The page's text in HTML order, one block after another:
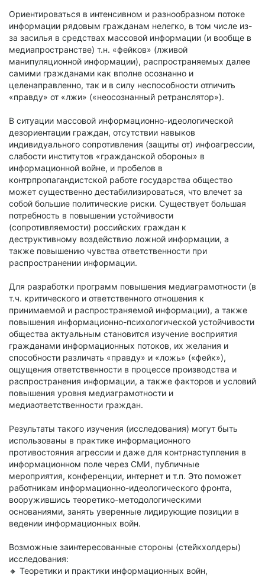
Ориентироваться в интенсивном и разнообразном потоке
информации рядовым гражданам нелегко, в том числе из-
за засилья в средствах массовой информации (и вообще в
медиапространстве) т.н. «фейков» (лживой
манипуляционной информации), распространяемых далее
самими гражданами как вполне осознанно и
целенаправленно, так и в силу неспособности отличить
«правду» от «лжи» («неосознанный ретранслятор»).
В ситуации массовой информационно-идеологической
дезориентации граждан, отсутствии навыков
индивидуального сопротивления (защиты от) инфоагрессии,
слабости институтов «гражданской обороны» в
информационной войне, и пробелов в
контрпропагандистской работе государства общество
может существенно дестабилизироваться, что влечет за
собой большие политические риски. Существует большая
потребность в повышении устойчивости
(сопротивляемости) российских граждан к
деструктивному воздействию ложной информации, а
также повышению чувства ответственности при
распространении информации.
Для разработки программ повышения медиаграмотности (в
т.ч. критического и ответственного отношения к
принимаемой и распространяемой информации), а также
повышения информационно-психологической устойчивости
общества актуальным становится изучение восприятия
гражданами информационных потоков, их желания и
способности различать «правду» и «ложь» («фейк»),
ощущения ответственности в процессе производства и
распространения информации, а также факторов и условий
повышения уровня медиаграмотности и
медиаответственности граждан.
Результаты такого изучения (исследования) могут быть
использованы в практике информационного
противостояния агрессии и даже для контрнаступления в
информационном поле через СМИ, публичные
мероприятия, конференции, интернет и т.п. Это поможет
работникам информационно-идеологического фронта,
вооружившись теоретико-методологическими
основаниями, занять уверенные лидирующие позиции в
ведении информационных войн.
Возможные заинтересованные стороны (стейкхолдеры)
исследования:
🔸 Теоретики и практики информационных войн,